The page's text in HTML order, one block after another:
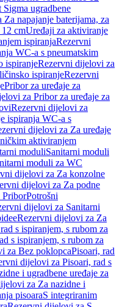
Sigma ugradbene
napajanje baterijama, za
cmUređaji za aktiviranje
ispiranjaRezervni
WC-a s pneumatskim
ispiranjeRezervni dijelovi za
ispiranjeRezervni
Pribor za uređaje za
za Pribor za uređaje za
Rezervni dijelovi za
ispiranja WC-a s
dijelovi za Za uređaje
aktiviranjem
moduliSanitarni moduli
moduli za WC
dijelovi za Za konzolne
dijelovi za Za podne
PriborPotrošni
dijelovi za Sanitarni
Rezervni dijelovi za Za
s ispiranjem, s rubom za
s ispiranjem, s rubom za
za Bez poklopcaPisoari, rad
dijelovi za Pisoari, rad s
i ugradbene uređaje za
za Za nazidne i
pisoaraS integriranim